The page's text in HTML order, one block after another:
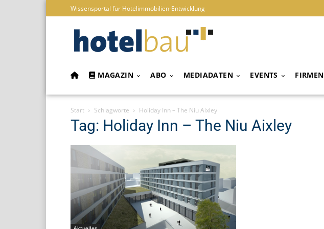
Wissensportal für Hotelimmobilien-Entwicklung
MAGAZIN ABO MEDIADATEN EVENTS FIRMEN
Start Schlagworte Holiday Inn – The Niu Aixley
Tag: Holiday Inn – The Niu Aixley